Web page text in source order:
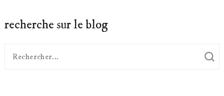
recherche sur le blog
Recherche